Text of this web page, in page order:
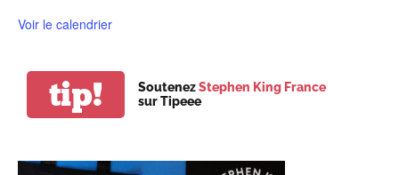
Voir le calendrier
tip! SoutenezStephen King France
sur Tipeee